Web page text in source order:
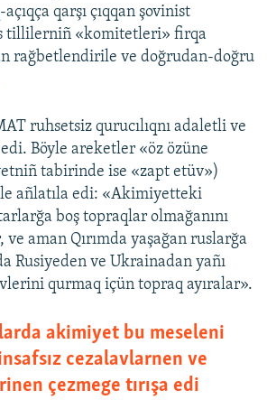
qarşı çıqqan şovinist
tillilerniñ «komitetleri» firqa
rağbetlendirile ve doğrudan-doğru
ruhsetsiz qurucılıqnı adaletli ve
edi. Böyle areketler «öz özüne
tabirinde ise «zapt etüv»)
añlatıla edi: «Akimiyetteki
boş topraqlar olmağanını
ve aman Qırımda yaşağan ruslarğa
Rusiyeden ve Ukrainadan yañı
qurmaq içün topraq ayıralar».
akimiyet bu meseleni
cezalavlarnen ve
çezmege tırışa edi